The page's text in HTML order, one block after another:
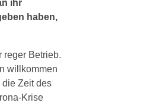
ihr
haben,
reger Betrieb.
willkommen
Zeit des
Krise